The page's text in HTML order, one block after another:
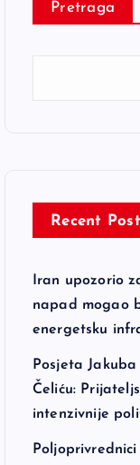
Pretraga
Recent
Iran upozorio
napad mogao
energetsku
Posjeta
Čeliću:
intenzivnije